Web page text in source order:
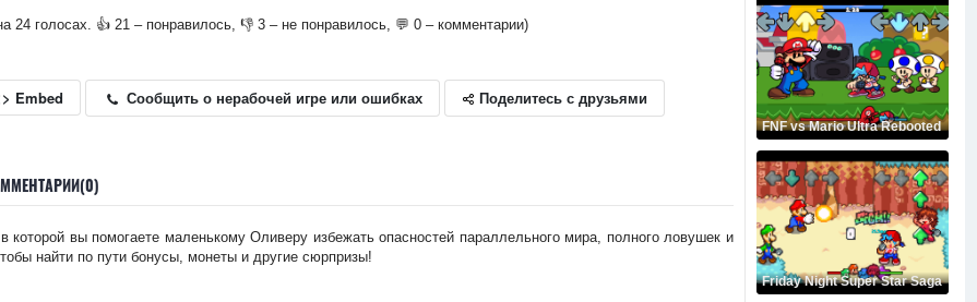
24 голосах. 👍 21 – понравилось, 👎 3 – не понравилось, 💬 0 – комментарии)
Embed Сообщить о нерабочей игре или ошибках Поделитесь с друзьями
которой вы помогаете маленькому Оливеру избежать опасностей параллельного мира, полного ловушек и
найти по пути бонусы, монеты и другие сюрпризы!
FNF vs Mario Ultra Rebooted
Friday Night Super Star Saga